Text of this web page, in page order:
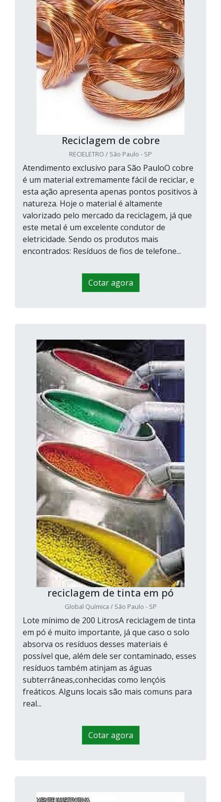
Reciclagem de cobre
RECIELETRO / São Paulo - SP
Atendimento exclusivo para São PauloO cobre
é um material extremamente fácil de reciclar, e
esta ação apresenta apenas pontos positivos à
natureza. Hoje o material é altamente
valorizado pelo mercado da reciclagem, já que
este metal é um excelente condutor de
eletricidade. Sendo os produtos mais
encontrados: Resíduos de fios de telefone...
Cotar agora
reciclagem de tinta em pó
Global Química / São Paulo - SP
Lote mínimo de 200 LitrosA reciclagem de tinta
em pó é muito importante, já que caso o solo
absorva os resíduos desses materiais é
possível que, além dele ser contaminado, esses
resíduos também atinjam as águas
subterrâneas,conhecidas como lençóis
freáticos. Alguns locais são mais comuns para
real...
Cotar agora